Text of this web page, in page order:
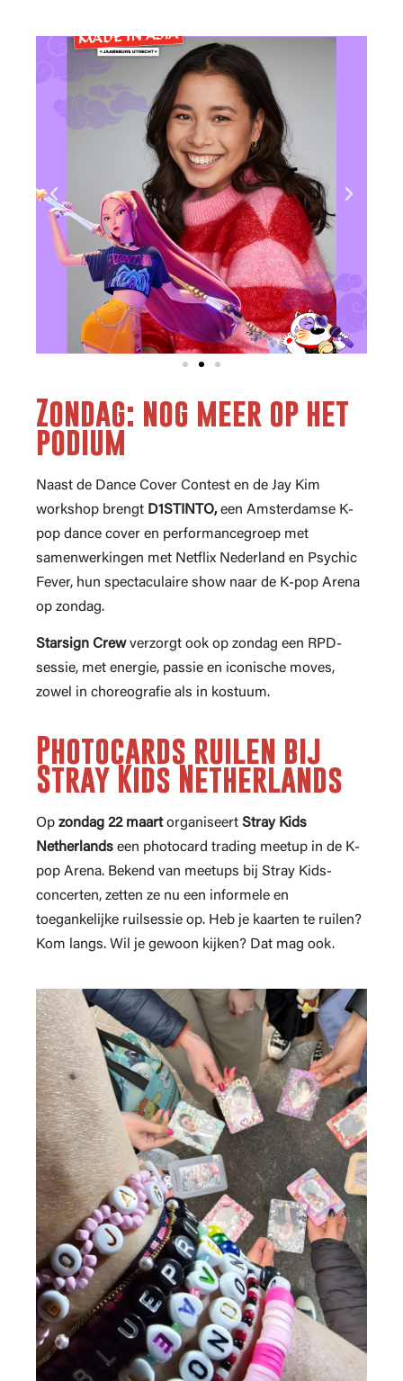
Zondag: nog meer op het
podium
Naast de Dance Cover Contest en de Jay Kim
workshop brengt D1STINTO,een Amsterdamse K-
pop dance cover en performancegroep met
samenwerkingen met Netflix Nederland en Psychic
Fever, hun spectaculaire show naar de K-pop Arena
op zondag.
Starsign Crewverzorgt ook op zondag een RPD-
sessie, met energie, passie en iconische moves,
zowel in choreografie als in kostuum.
Photocards ruilen bij
Stray Kids Netherlands
Op zondag 22 maartorganiseert Stray Kids
Netherlands een photocard trading meetup in de K-
pop Arena. Bekend van meetups bij Stray Kids-
concerten, zetten ze nu een informele en
toegankelijke ruilsessie op. Heb je kaarten te ruilen?
Kom langs. Wil je gewoon kijken? Dat mag ook.